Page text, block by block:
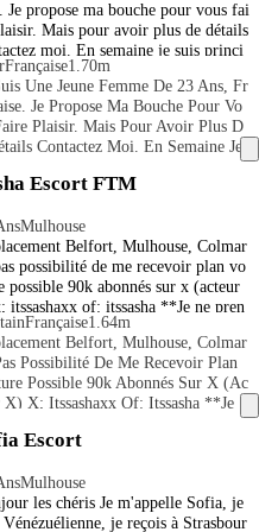
La Plus Agréable Paiement En Esp
Je propose ma bouche pour vous fai
Mais pour avoir plus de détails
moi. En semaine je suis princi
disponible é début de soirée, et
end l'après-midi et début de soir
pour des hommes de plu
35 ans avec une très bonne hygiène
voulez une féllation au naturel. C
Française1.70m
Une Jeune Femme De 23 Ans, Fr
Je Propose Ma Bouche Pour Vo
Plaisir. Mais Pour Avoir Plus D
Contactez Moi. En Semaine Je
Principalement Disponible É Début
Et Le Week-End L'après-Mid
Hommes De Plus De 35 Ans Avec U
Bonne Hygiène Si Vous Voulez
Féllation Au Naturel. Contact Uniq
Par SMS
Escort FTM
Mulhouse
Belfort, Mulhouse, Colmar
possibilité de me recevoir plan vo
possible 90k abonnés sur x (acteur
itssashaxx of: itssasha **Je ne pren
les appels.** Contactez-moi par S
WhatsApp. Présentez-vous dès v
premier message : la politesse et le r
sont indispensables pour une répo
Ceux qui m’appellent "bébé" ou "ch
c’est Sasha ! - Je suis née femm
souvent qualifiée de "garçon ma
ou "androgyne" - Les personnes f
Française1.64m
Belfort, Mulhouse, Colmar
Possibilité De Me Recevoir Plan
Possible 90k Abonnés Sur X (ac
X) X; Itssashaxx Of: Itssasha **Je
Prends Pas Les Appels.** Contactez-
SMS Ou WhatsApp. Présentez-
Et Le Respect Sont Indispensables
Une Réponse. Ceux Qui M’appelle
Ou "chérie" Dès Le Départ S
Escort
Mulhouse
les chéris Je m'appelle Sofia, je
Vénézuélienne, je reçois à Strasbour